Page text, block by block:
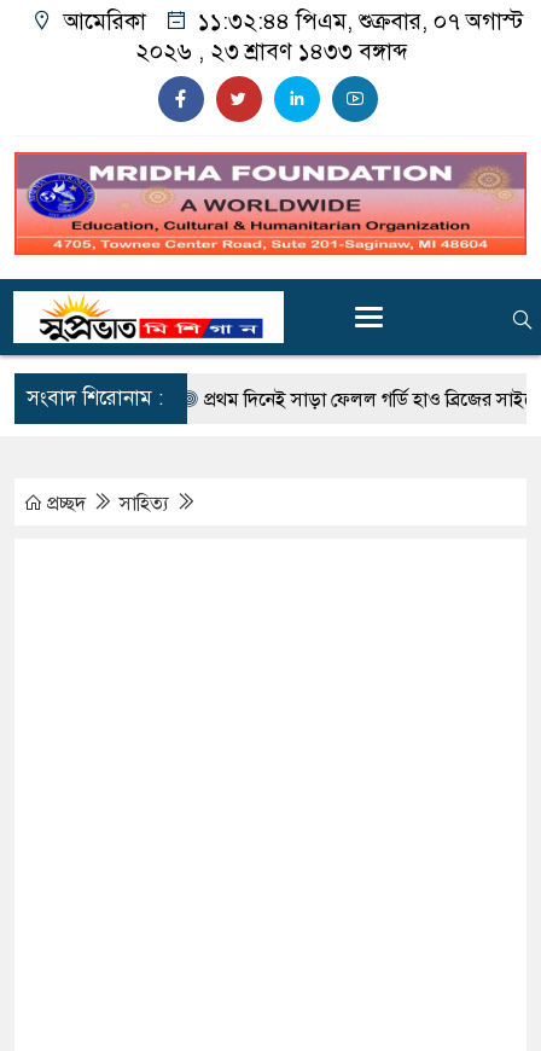
আমেরিকা ১১:৩২:৪৬ পিএম, শুক্রবার, ০৭ অগাস্ট
২০২৬ , ২৩ শ্রাবণ ১৪৩৩ বঙ্গাব্দ
সংবাদ শিরোনাম :
প্রথম দিনেই সাড়া ফেলল গর্ডি হাও ব্রিজের সাইকেল ও পথচারী
প্রচ্ছদ সাহিত্য